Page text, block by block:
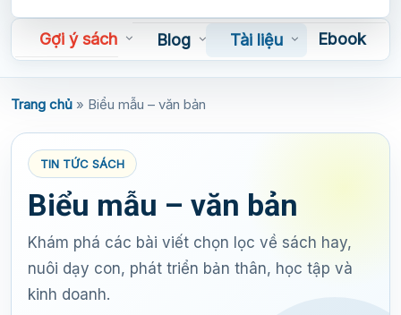
Gợi ý sách Blog Tài liệu
Ebook
Sách nói
Trang chủ » Biểu mẫu – văn bản
TIN TỨC SÁCH
Biểu mẫu – văn bản
Khám phá các bài viết chọn lọc về sách hay,
nuôi dạy con, phát triển bản thân, học tập và
kinh doanh.